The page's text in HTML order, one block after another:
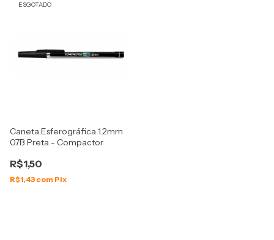
ESGOTADO
Caneta Esferográfica 1.2mm
07B Preta - Compactor
R$1,50
R$1,43 com Pix